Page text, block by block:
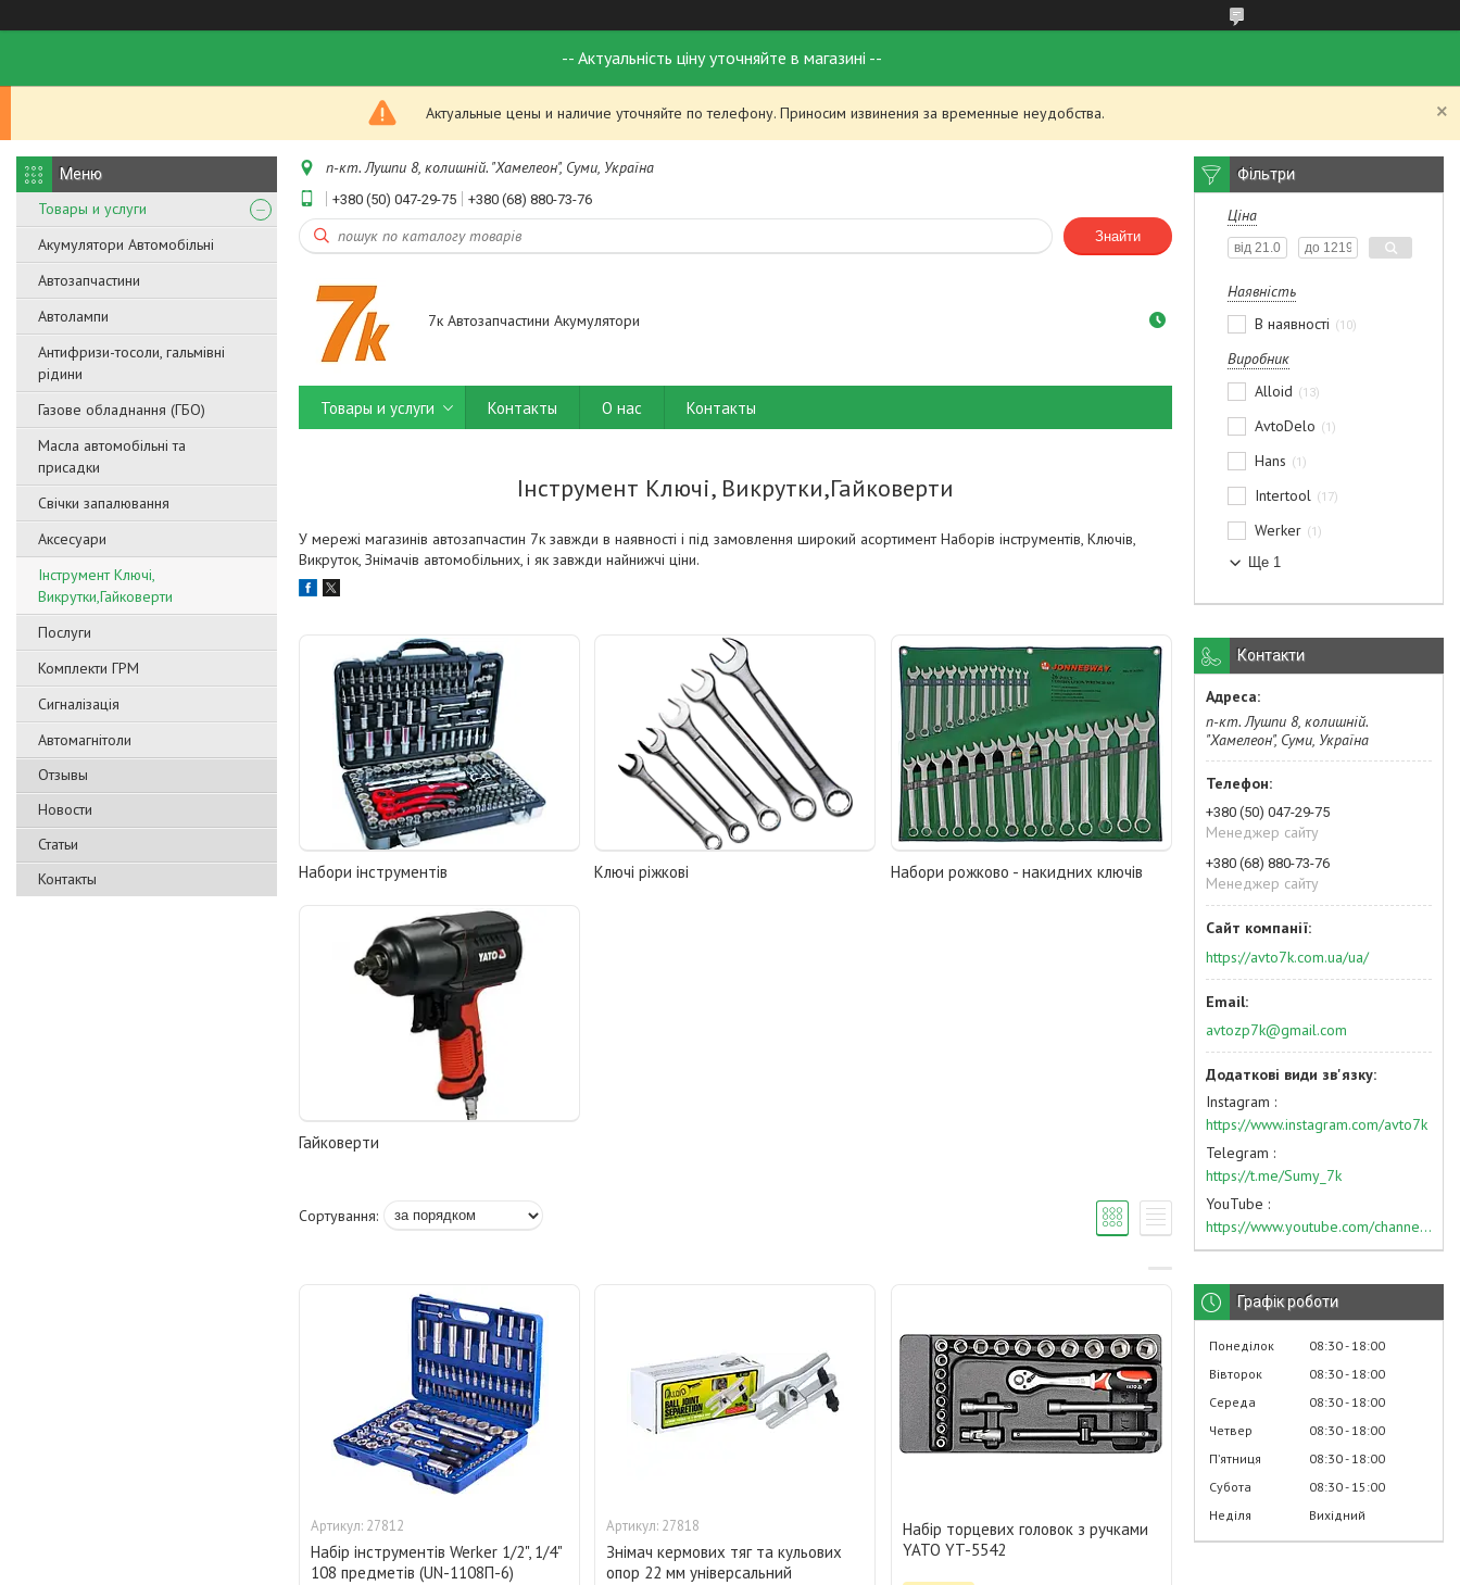
-- Актуальність ціну уточняйте в магазині --
Актуальные цены и наличие уточняйте по телефону. Приносим извинения за временные неудобства.
Товары и услуги
Акумулятори Автомобільні
Автозапчастини
Автолампи
Антифризи-тосоли, гальмівні
рідини
Газове обладнання (ГБО)
Масла автомобільні та
присадки
Свічки запалювання
Аксесуари
Інструмент Ключі,
Викрутки,Гайковерти
Послуги
Комплекти ГРМ
Сигналізація
Автомагнітоли
Отзывы
Новости
Статьи
Контакты
п-кт. Лушпи 8, колишній. "Хамелеон", Суми, Україна
+380 (50) 047-29-75 +380 (68) 880-73-76
Знайти
7к Автозапчастини Акумулятори
Товары и услуги Контакты О нас Контакты
Інструмент Ключі, Викрутки,Гайковерти
У мережі магазинів автозапчастин 7к завжди в наявності і під замовлення широкий асортимент Наборів інструментів, Ключів,
Викруток, Знімачів автомобільних, і як завжди найнижчі ціни.
Набори інструментів Ключі ріжкові Набори рожково - накидних ключів
Гайковерти
27812
Набір інструментів Werker 1/2", 1/4"
108 предметів (UN-1108П-6)
27818
Знімач кермових тяг та кульових
опор 22 мм універсальний
Набір торцевих головок з ручками
YATO YT-5542
Фільтри
Ціна
Наявність
В наявності
10
Виробник
Alloid
13
AvtoDelo 1
Hans 1
Intertool 17
Werker 1
Ще 1
Контакти
п-кт. Лушпи 8, колишній.
"Хамелеон", Суми, Україна
+380 (50) 047-29-75
Менеджер сайту
+380 (68) 880-73-76
Менеджер сайту
https://avto7k.com.ua/ua/
avtozp7k@gmail.com
Instagram
https://www.instagram.com/avto7k
Telegram
https://t.me/Sumy_7k
YouTube
https://www.youtube.com/channel/UC574nvqqf5H_LzT4Va_GpQg?view_as=subscriber
Графік роботи
Понеділок 08:30 18:00
Вівторок
08:30 18:00
Середа
08:30 18:00
Четвер
08:30 18:00
Пʼятниця
08:30 18:00
Субота
08:30 15:00
Неділя
Вихідний